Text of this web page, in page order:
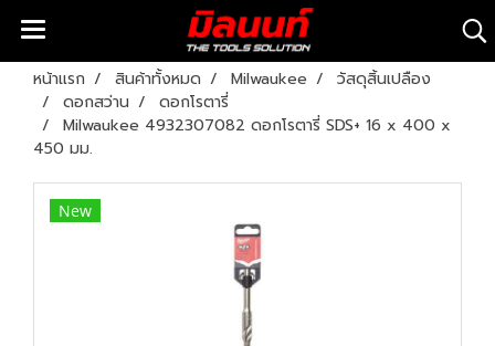
หน้าแรก สินค้าทั้งหมด Milwaukee
วัสดุสิ้นเปลือง
ดอกสว่าน
ดอกโรตารี่
Milwaukee 4932307082 ดอกโรตารี่ SDS+ 16 x 400 x
450 มม.
New